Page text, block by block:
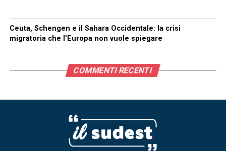
Ceuta, Schengen e il Sahara Occidentale: la crisi
migratoria che l’Europa non vuole spiegare
COMMENTI RECENTI